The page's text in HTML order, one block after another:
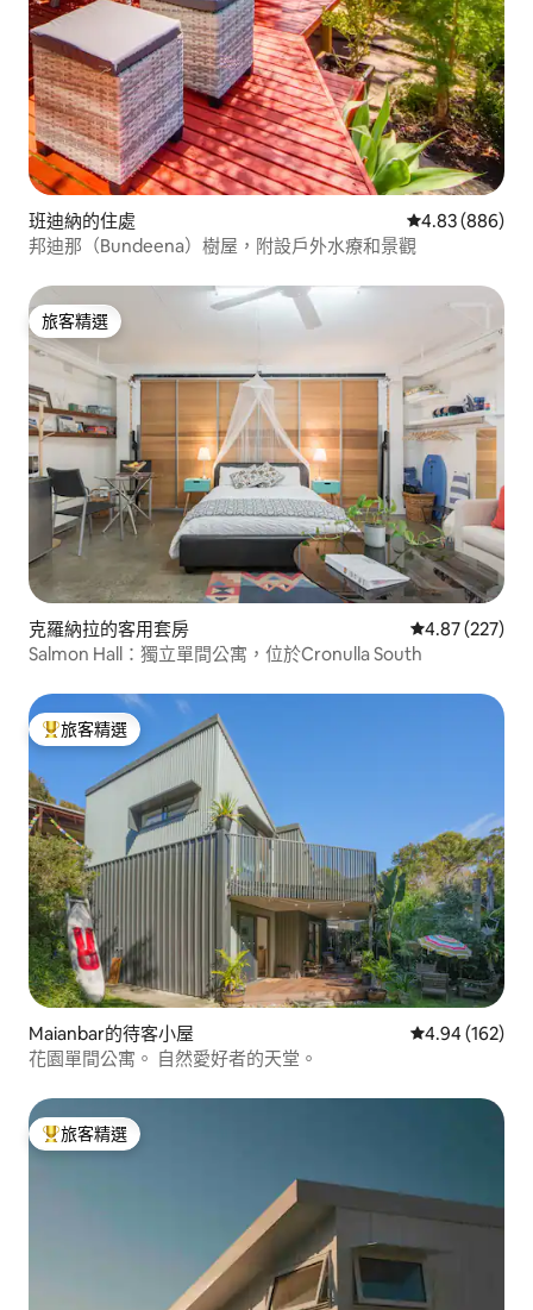
班迪納的住處 從 886 則評價
4.83 (886)
邦迪那（Bundeena）樹屋，附設戶外水療和景觀
旅客精選
旅客精選
克羅納拉的客用套房 從 227 則評價
4.87 (227)
Salmon Hall：獨立單間公寓，位於Cronulla South
旅客精選榜首
旅客精選
Maianbar的待客小屋 從 162 則評價
4.94 (162)
花園單間公寓。 自然愛好者的天堂。
旅客精選榜首
旅客精選